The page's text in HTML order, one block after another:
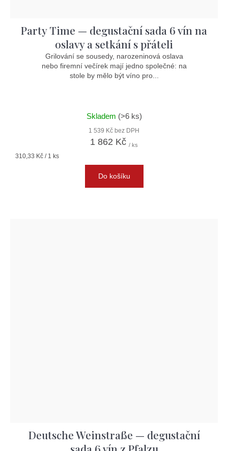
Party Time — degustační sada 6 vín na
oslavy a setkání s přáteli
Grilování se sousedy, narozeninová oslava
nebo firemní večírek mají jedno společné: na
stole by mělo být víno pro...
Skladem (>6 ks)
1 539 Kč bez DPH
1 862 Kč / ks
Měrná
310,33 Kč / 1 ks
Do košíku
Deutsche Weinstraße — degustační